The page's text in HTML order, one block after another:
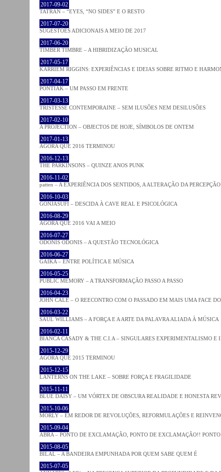
2017-09-02
TATRAN – “EYES, “NO SIDES” E O RESTO
2017-07-20
SUGESTÕES ADICIONAIS A MEIO DE 2017
2017-06-20
TIMBER TIMBRE – A HIBRIDIZAÇÃO MUSICAL
2017-05-17
KARRIEM RIGGINS: EXPERIÊNCIAS E IDEIAS SOBRE RITMO E
2017-04-17
PONTIAK – UM PASSO EM FRENTE
2017-03-13
TRISTESSE CONTEMPORAINE – SEM ILUSÕES NEM DESILUSÕES
2017-02-10
A PROJECTION – OBJECTOS DE HOJE, SÍMBOLOS DE ONTEM
2017-01-13
AGORA QUE 2016 TERMINOU
2016-12-13
THE PARKINSONS – QUINZE ANOS PUNK
2016-11-02
patten – A EXPERIÊNCIA DOS SENTIDOS, A ALTERAÇÃO DA PERCEPÇÃO
2016-10-03
GONJASUFI – DESCIDA À CAVE REAL E PSICOLÓGICA
2016-08-29
AGORA QUE 2016 VAI A MEIO
2016-07-27
ODONIS ODONIS – A QUESTÃO TECNOLÓGICA
2016-06-27
GAIKA – ENTRE POLÍTICA E MÚSICA
2016-05-25
PUBLIC MEMORY – A TRANSFORMAÇÃO PASSO A PASSO
2016-04-23
JOHN CALE – O REECONTRO COM O PASSADO EM MAIS UMA FACE
2016-03-22
SAUL WILLIAMS – A FORÇA E A ARTE DA PALAVRA ALIADA À MÚSICA
2016-02-11
BIANCA CASADY & THE C.I.A – SINGULARES EXPERIMENTALISMO E
2015-12-29
AGORA QUE 2015 TERMINOU
2015-12-15
LANTERNS ON THE LAKE – SOBRE FORÇA E FRAGILIDADE
2015-11-11
BLUE DAISY – UM VÓRTEX DE OBSCURA REALIDADE E HONESTA
2015-10-06
MORLY – EM REDOR DE REVOLUÇÕES, REFORMULAÇÕES E
2015-09-04
ABRA – PONTO DE EXCLAMAÇÃO, PONTO DE EXCLAMAÇÃO!!
2015-08-05
BILAL – A BANDEIRA EMPUNHADA POR QUEM SABE QUEM É
2015-07-05